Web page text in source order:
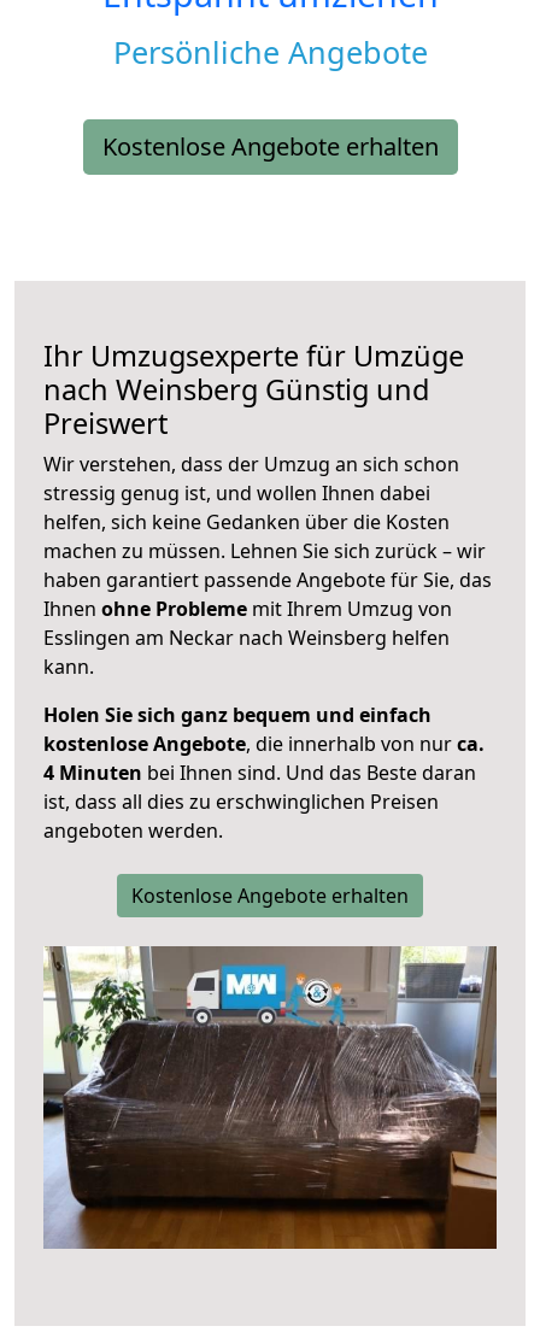
Persönliche Angebote
Kostenlose Angebote erhalten
Ihr Umzugsexperte für Umzüge
nach Weinsberg Günstig und
Preiswert
Wir verstehen, dass der Umzug an sich schon
stressig genug ist, und wollen Ihnen dabei
helfen, sich keine Gedanken über die Kosten
machen zu müssen. Lehnen Sie sich zurück – wir
haben garantiert passende Angebote für Sie, das
Ihnen ohne Probleme mit Ihrem Umzug von
Esslingen am Neckar nach Weinsberg helfen
kann.
Holen Sie sich ganz bequem und einfach
kostenlose Angebote, die innerhalb von nurca.
4 Minuten bei Ihnen sind. Und das Beste daran
ist, dass all dies zu erschwinglichen Preisen
angeboten werden.
Kostenlose Angebote erhalten